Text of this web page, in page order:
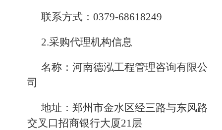
联系方式：0379-68618249
2.采购代理机构信息
名称：河南德泓工程管理咨询有限公
司
地址：郑州市金水区经三路与东风路
交叉口招商银行大厦21层